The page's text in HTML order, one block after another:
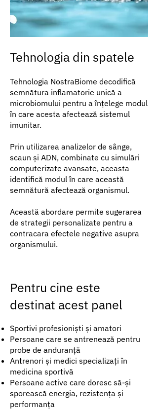
Tehnologia din spatele
Tehnologia NostraBiome decodifică
semnătura inflamatorie unică a
microbiomului pentru a înțelege modul
în care acesta afectează sistemul
imunitar.
Prin utilizarea analizelor de sânge,
scaun și ADN, combinate cu simulări
computerizate avansate, aceasta
identifică modul în care această
semnătură afectează organismul.
Această abordare permite sugerarea
de strategii personalizate pentru a
contracara efectele negative asupra
organismului.
Pentru cine este
destinat acest panel
Sportivi profesioniști și amatori
Persoane care se antrenează pentru
probe de anduranță
Antrenori și medici specializați în
medicina sportivă
Persoane active care doresc să-și
sporească energia, rezistența și
performanța